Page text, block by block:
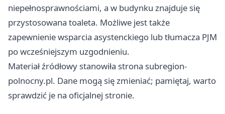
niepełnosprawnościami, a w budynku znajduje się
przystosowana toaleta. Możliwe jest także
zapewnienie wsparcia asystenckiego lub tłumacza PJM
po wcześniejszym uzgodnieniu.
Materiał źródłowy stanowiła strona subregion-
polnocny.pl. Dane mogą się zmieniać; pamiętaj, warto
sprawdzić je na oficjalnej stronie.